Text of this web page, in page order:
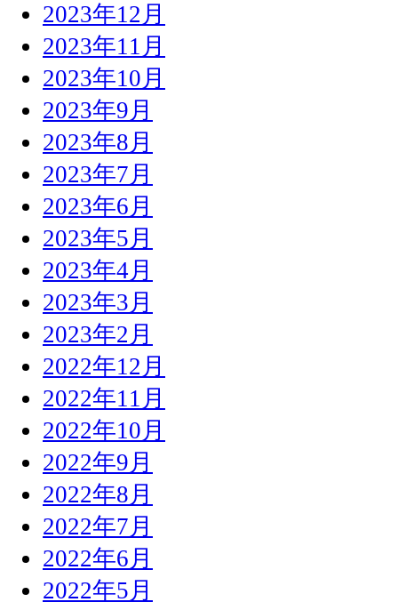
2023年12月
2023年11月
2023年10月
2023年9月
2023年8月
2023年7月
2023年6月
2023年5月
2023年4月
2023年3月
2023年2月
2022年12月
2022年11月
2022年10月
2022年9月
2022年8月
2022年7月
2022年6月
2022年5月